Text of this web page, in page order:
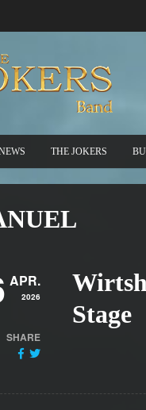
THE JOKERS
APR.
2026
SHARE
Stage